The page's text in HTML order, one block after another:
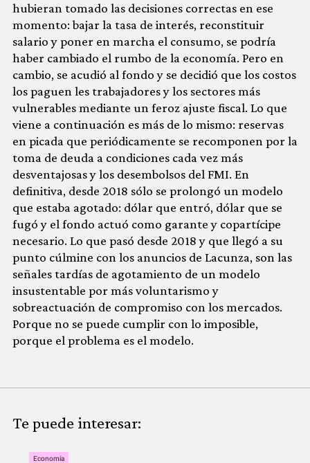
hubieran tomado las decisiones correctas en ese
momento: bajar la tasa de interés, reconstituir
salario y poner en marcha el consumo, se podría
haber cambiado el rumbo de la economía. Pero en
cambio, se acudió al fondo y se decidió que los costos
los paguen les trabajadores y los sectores más
vulnerables mediante un feroz ajuste fiscal. Lo que
viene a continuación es más de lo mismo: reservas
en picada que periódicamente se recomponen por la
toma de deuda a condiciones cada vez más
desventajosas y los desembolsos del FMI. En
definitiva, desde 2018 sólo se prolongó un modelo
que estaba agotado: dólar que entró, dólar que se
fugó y el fondo actuó como garante y copartícipe
necesario. Lo que pasó desde 2018 y que llegó a su
punto cúlmine con los anuncios de Lacunza, son las
señales tardías de agotamiento de un modelo
insustentable por más voluntarismo y
sobreactuación de compromiso con los mercados.
Porque no se puede cumplir con lo imposible,
porque el problema es el modelo.
Te puede interesar:
Economía